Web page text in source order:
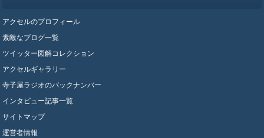
アクセルのプロフィール
素敵なブログ一覧
ツイッター図解コレクション
アクセルギャラリー
寺子屋ラジオのバックナンバー
インタビュー記事一覧
サイトマップ
運営者情報